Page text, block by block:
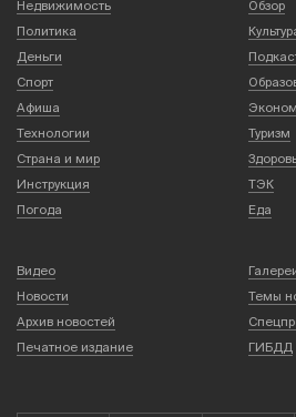
Недвижимость
Обзор
Политика
Деньги
Спорт
Афиша
Технологии
Туризм
Страна и мир
Инструкция
ТЭК
Погода
Еда
Видео
Новости
Темы
Архив новостей
Печатное издание
ГИБДД